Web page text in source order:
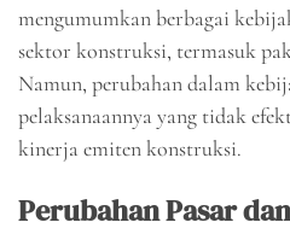
mengumumkan berbagai
sektor konstruksi, termasuk
Namun, perubahan dalam
pelaksanaannya yang tidak
kinerja emiten konstruksi.
Perubahan Pasar